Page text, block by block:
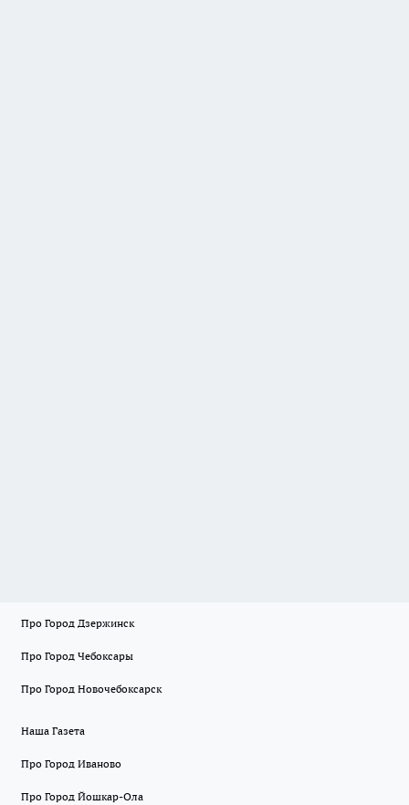
Про Город Дзержинск
Про Город Чебоксары
Про Город Новочебоксарск
Наша Газета
Про Город Иваново
Про Город Йошкар-Ола